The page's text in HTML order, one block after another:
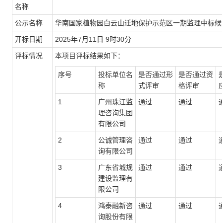
名称
公示名称 华南国家植物园白云山迁地保护示范区一期监理中标
开标日期 2025年7月11日 9时30分
评标情况 本项目评标结果如下：
序号
投标单位名
称
是否通过形
式评审
是否通过资
格评审
1
广州珠江监
理咨询集团
有限公司
通过 通过
2
公诚管理咨
询有限公司
通过 通过
3
广东省城规
建设监理有
限公司
通过 通过
4
鸿泰融新咨
询股份有限
通过 通过